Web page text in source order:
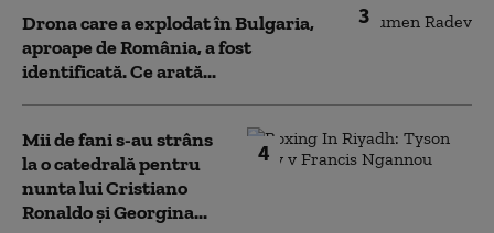
3
Drona care a explodat în Bulgaria,
aproape de România, a fost
identificată. Ce arată...
4
Mii de fani s-au strâns
la o catedrală pentru
nunta lui Cristiano
Ronaldo şi Georgina...